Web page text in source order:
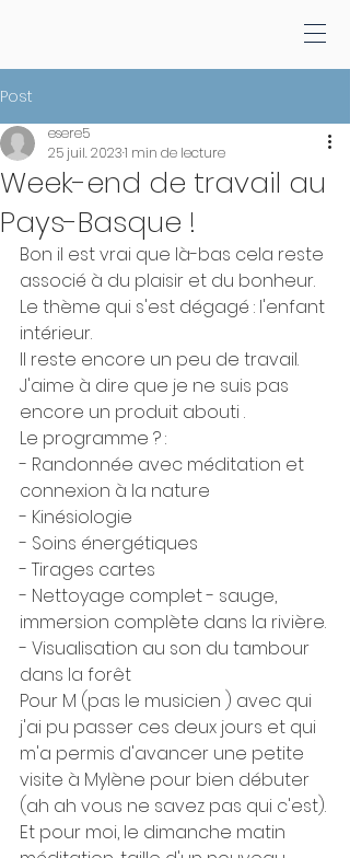
Post
Week-end de travail au
Pays-Basque !
esere5
25 juil. 20231 min de lecture
Bon il est vrai que là-bas cela reste
associé à du plaisir et du bonheur.
Le thème qui s'est dégagé : l'enfant
intérieur.
Il reste encore un peu de travail.
J'aime à dire que je ne suis pas
encore un produit abouti .
Le programme ? :
- Randonnée avec méditation et
connexion à la nature
- Kinésiologie
- Soins énergétiques
- Tirages cartes
- Nettoyage complet - sauge,
immersion complète dans la rivière.
- Visualisation au son du tambour
dans la forêt
Pour M (pas le musicien ) avec qui
j'ai pu passer ces deux jours et qui
m'a permis d'avancer une petite
visite à Mylène pour bien débuter
(ah ah vous ne savez pas qui c'est).
Et pour moi, le dimanche matin